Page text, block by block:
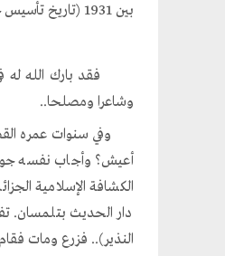
بين 1931 (تاريخ تأسيس جمعية العلماء المسلمين الجزائرين). ويوم رحيله في ال16 من شهر أبريل عام 1940.
فقد بارك الله له في
وشاعرا ومصلحا..
أعيش؟ وأجاب نفسه
الكشافة الإسلامية
دار الحديث بتلمسان.
النذير).. فزرع ومات